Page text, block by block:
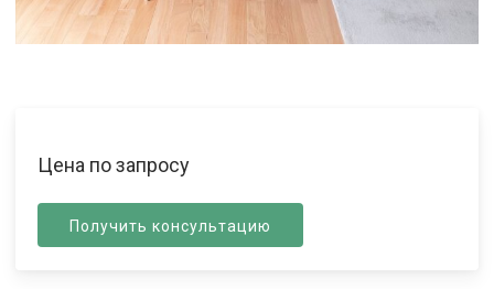
Цена по запросу
Получить консультацию